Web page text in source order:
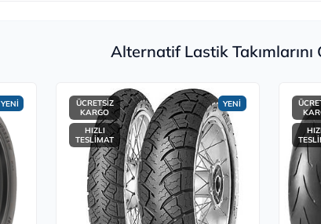
Alternatif Lastik Takımlarını
YENİ YENİ
ÜCRETSİZ
KARGO
HIZLI
TESLİMAT